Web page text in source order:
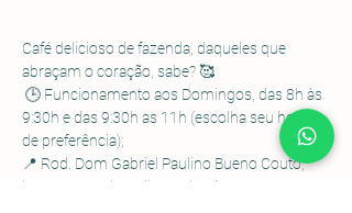
Café delicioso de fazenda, daqueles que
abraçam o coração, sabe? 🥰
9:30h e das 9:30h as 11h (escolha seu horário
de preferência);
📍 Rod. Dom Gabriel Paulino Bueno Couto,
km 92,5 - Pedregulho, Cabreúva - SP.